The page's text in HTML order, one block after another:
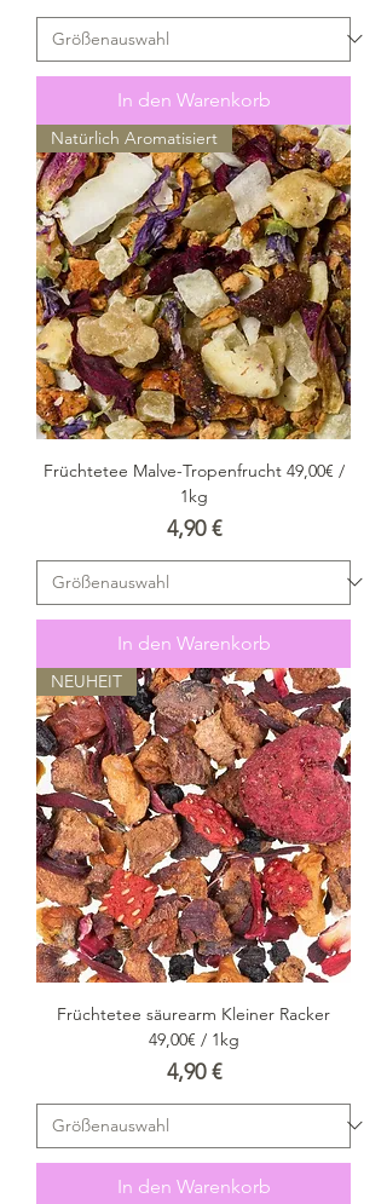
In den Warenkorb
Natürlich Aromatisiert
Früchtetee Malve-Tropenfrucht 49,00€ /
1kg
Preis
4,90 €
In den Warenkorb
NEUHEIT
Früchtetee säurearm Kleiner Racker
49,00€ / 1kg
Preis
4,90 €
In den Warenkorb